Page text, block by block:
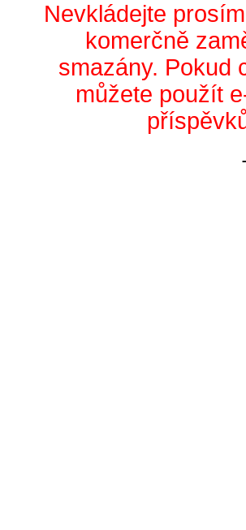
Nevkládejte
komerčně
smazány. Pokud
můžete použít